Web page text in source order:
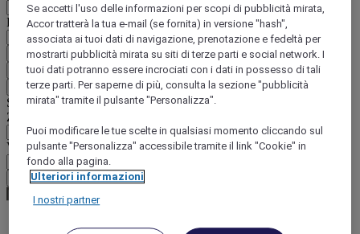
Paese/Regione - Lingua
Confermare Paese e lingua
EUR (€)
Indietro
Selezionare la valuta qui di seguito
Zona geografica
Valuta
Confermare la valuta
Se accetti l'uso delle informazioni per scopi di pubblicità mirata,
Accor tratterà la tua e-mail (se fornita) in versione "hash",
associata ai tuoi dati di navigazione, prenotazione e fedeltà per
mostrarti pubblicità mirata su siti di terze parti e social network. I
tuoi dati potranno essere incrociati con i dati in possesso di tali
terze parti. Per saperne di più, consulta la sezione "pubblicità
mirata" tramite il pulsante "Personalizza".
Puoi modificare le tue scelte in qualsiasi momento cliccando sul
pulsante "Personalizza" accessibile tramite il link "Cookie" in
fondo alla pagina.
Ulteriori informazioni
I nostri partner